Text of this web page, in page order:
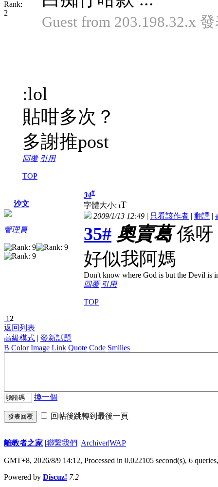
Guest from 203.198.32.x
:lol
貼咁多次？
多謝推post
回覆 引用
TOP
沙文
管理員
34#
字體大小: tT
2009/1/13 12:49 | 只看該作者 | 翻譯 |
35# 奧賣葛 係呀
好似我阿媽
Don't know where God is but the Devil is
回覆 引用
TOP
12
返回列表
高級模式 | 發新話題
B Color Image Link Quote Code Smilies
換一個
發表回覆 回帖後跳轉到最後一頁
離教者之家 |聯繫我們 |Archiver|WAP
GMT+8, 2026/8/9 14:12, Processed in 0.022105 second(s), 6
Powered by Discuz! 7.2